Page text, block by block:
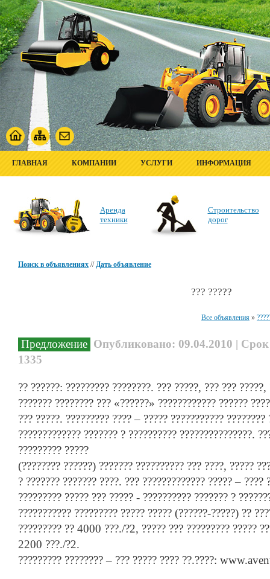
ГЛАВНАЯ КОМПАНИИ УСЛУГИ ИНФОРМАЦИЯ
Аренда
техники
Строительство
дорог
Поиск в объявлениях //Дать объявление
??? ?????
Все объявления »
Предложение Опубликовано: 09.04.2010 |
1335
?? ??????: ????????? ????????. ??? ?????, ??? ???
??????? ???????? ??? «??????» ???????????? ??????
??? ?????. ????????? ???? – ????? ??????????? ????????
????????????? ??????? ? ?????????? ???????????????.
????????? ?????
(???????? ??????) ??????? ?????????? ??? ????, ?????
? ??????? ??????? ????. ??? ????????????? ????? – ????
????????? ????? ??? ????? - ?????????? ??????? ?
??????????? ????????? ????? ????? (??????-?????) ??
????????? ?? 4000 ???./?2, ????? ??? ????????? ?????
2200 ???./?2.
????????? ???????? – ??? ????? ???? ??.????: